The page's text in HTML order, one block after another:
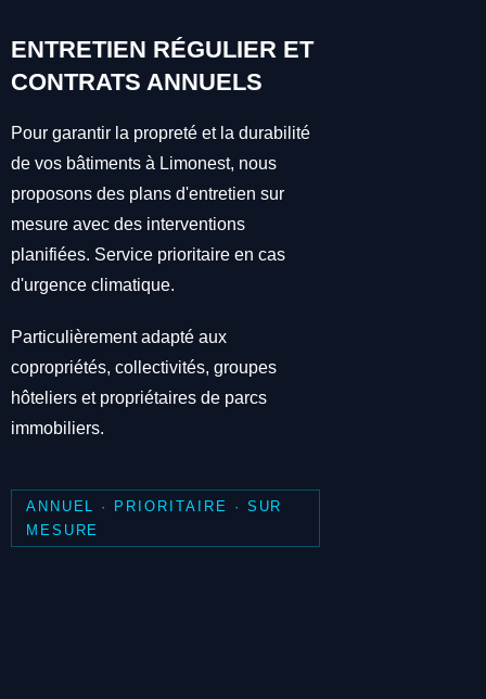
ENTRETIEN RÉGULIER ET
CONTRATS ANNUELS
Pour garantir la propreté et la durabilité
de vos bâtiments à Limonest, nous
proposons des plans d'entretien sur
mesure avec des interventions
planifiées. Service prioritaire en cas
d'urgence climatique.
Particulièrement adapté aux
copropriétés, collectivités, groupes
hôteliers et propriétaires de parcs
immobiliers.
ANNUEL · PRIORITAIRE · SUR
MESURE